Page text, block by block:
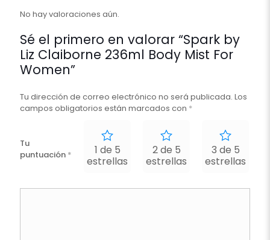
No hay valoraciones aún.
Sé el primero en valorar “Spark by
Liz Claiborne 236ml Body Mist For
Women”
Tu dirección de correo electrónico no será publicada. Los
campos obligatorios están marcados con *
Tu
puntuación *
1 de 5
estrellas
2 de 5
estrellas
3 de 5
estrellas